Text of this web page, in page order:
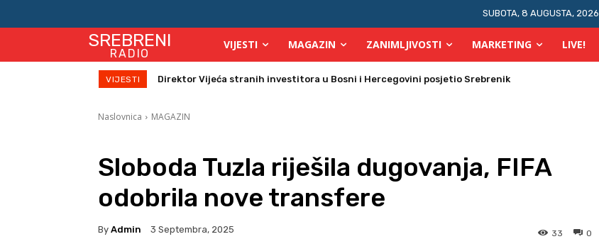
SUBOTA, 8 AUGUSTA, 2026
SREBRENI
RADIO
VIJESTI MAGAZIN ZANIMLJIVOSTI MARKETING LIVE!
VIJESTI Direktor Vijeća stranih investitora u Bosni i Hercegovini posjetio Srebrenik
Zbog velikih vrućina povećan broj požara u TK
Naslovnica MAGAZIN
Sloboda Tuzla riješila dugovanja, FIFA
odobrila nove transfere
By Admin 3 Septembra, 2025 0
33